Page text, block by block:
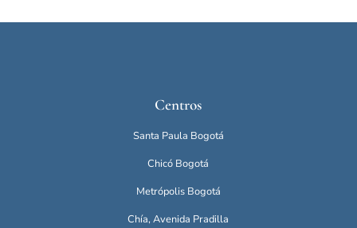
Centros
Santa Paula Bogotá
Chicó Bogotá
Metrópolis Bogotá
Chía, Avenida Pradilla